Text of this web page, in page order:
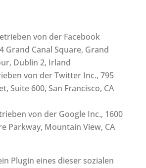
von der Facebook
Grand Canal Square, Grand
Dublin 2, Irland
von der Twitter Inc., 795
Suite 600, San Francisco, CA
von der Google Inc., 1600
Parkway, Mountain View, CA
Plugin eines dieser sozialen